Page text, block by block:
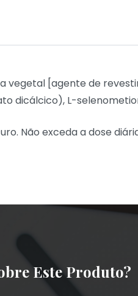
vegetal [agente de
dicálcico), L-
Não exceda a dose
Este Produto?